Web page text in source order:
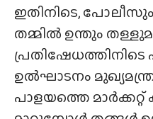
ഇതിനിടെ,
തമ്മിൽ ഉന്തും
പ്രതിഷേധത്തിനിടെ
ഉൽഘാടനം
പാളയത്തെ